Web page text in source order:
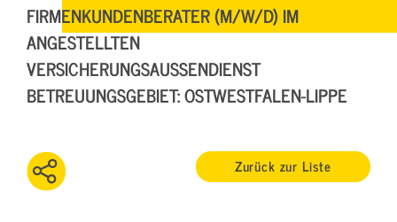
FIRMENKUNDENBERATER (M/W/D) IM
ANGESTELLTEN
VERSICHERUNGSAUSSENDIENST B
ETREUUNGSGEBIET: OSTWESTFALEN-LIPPE
Zurück zur Liste